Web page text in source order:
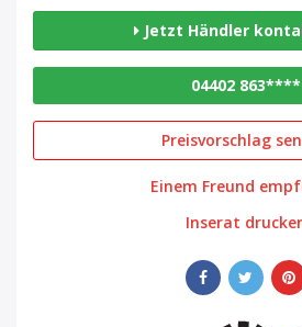
Jetzt Händler
04402 863****
Preisvorschlag
Einem Freund
Inserat